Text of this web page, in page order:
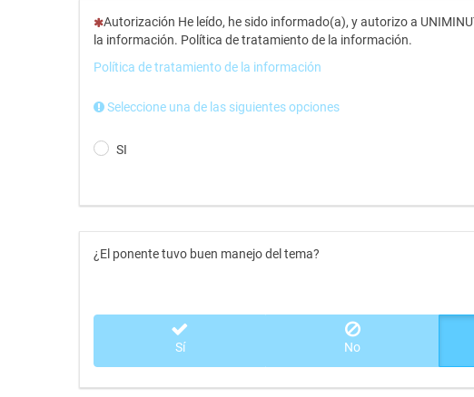
(Esta pregunta es obligatoria)
Autorización He leído, he sido informado(a), y autorizo a
la información. Política de tratamiento de la información.
Política de tratamiento de la información
Seleccione una de las siguientes opciones
SI
¿El ponente tuvo buen manejo del tema?
Sí No